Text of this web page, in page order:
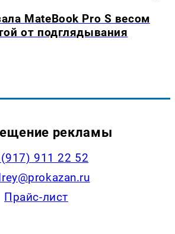
MateBook Pro S весом
от подглядывания
рекламы
911 22 52
Прайс-лист